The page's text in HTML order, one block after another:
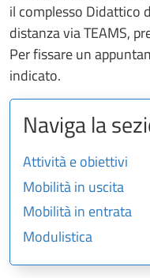
il complesso Didattico
distanza via TEAMS,
Per fissare un
indicato.
Naviga la
Attività e obiettivi
Mobilità in uscita
Mobilità in entrata
Modulistica